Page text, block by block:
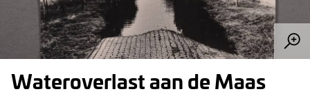
Wateroverlast aan de Maas